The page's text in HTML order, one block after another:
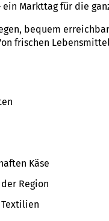
Markttag für die
bequem
frischen
Käse
Region